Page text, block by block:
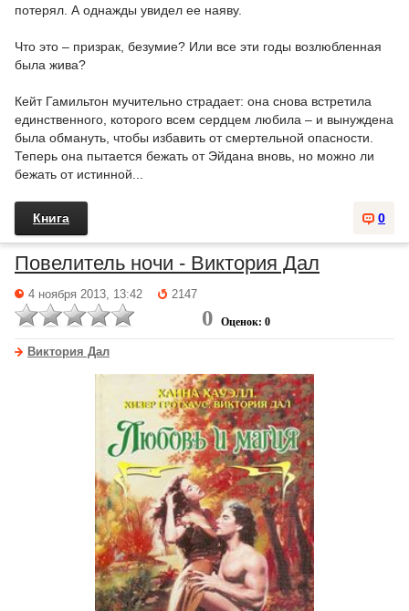
потерял. А однажды увидел ее наяву.
Что это – призрак, безумие? Или все эти годы возлюбленная
была жива?
Кейт Гамильтон мучительно страдает: она снова встретила
единственного, которого всем сердцем любила – и вынуждена
была обмануть, чтобы избавить от смертельной опасности.
Теперь она пытается бежать от Эйдана вновь, но можно ли
бежать от истинной...
0
Книга
Повелитель ночи - Виктория Дал
4 ноября 2013, 13:42 2147
0 Оценок: 0
Виктория Дал